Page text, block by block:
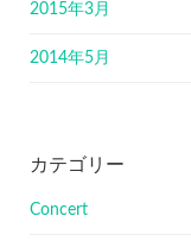
2015年3月
2014年5月
カテゴリー
Concert